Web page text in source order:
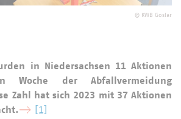
© KWB Goslar
in Niedersachsen 11 Aktionen
Woche der Abfallvermeidung
Zahl hat sich 2023 mit 37 Aktionen
[1]